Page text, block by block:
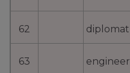
62 diplomat
63 engineer